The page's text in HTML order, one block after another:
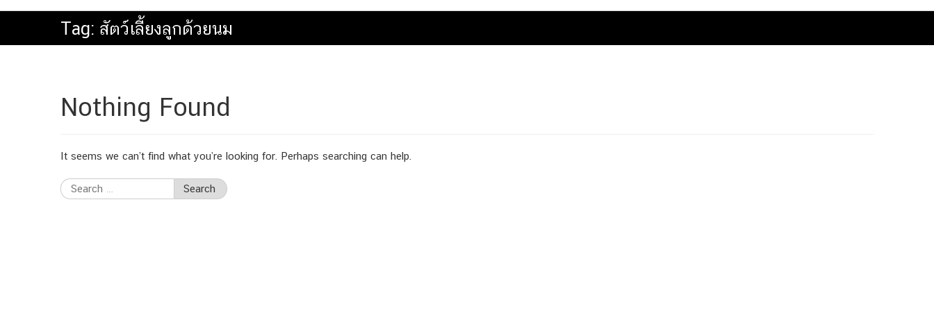
Tag: สัตว์เลี้ยงลูกด้วยนม
Nothing Found
It seems we can’t find what you’re looking for. Perhaps searching can help.
Search
for: